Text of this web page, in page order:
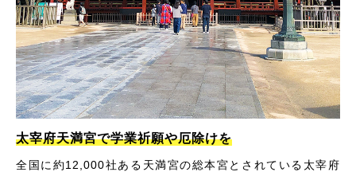
太宰府天満宮で学業祈願や厄除けを
全国に約12,000社ある天満宮の総本宮とされている太宰府